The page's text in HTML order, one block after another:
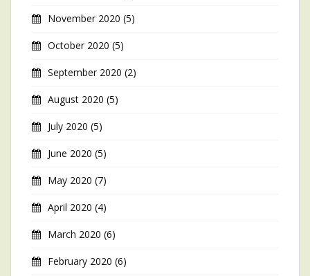
November 2020 (5)
October 2020 (5)
September 2020 (2)
August 2020 (5)
July 2020 (5)
June 2020 (5)
May 2020 (7)
April 2020 (4)
March 2020 (6)
February 2020 (6)